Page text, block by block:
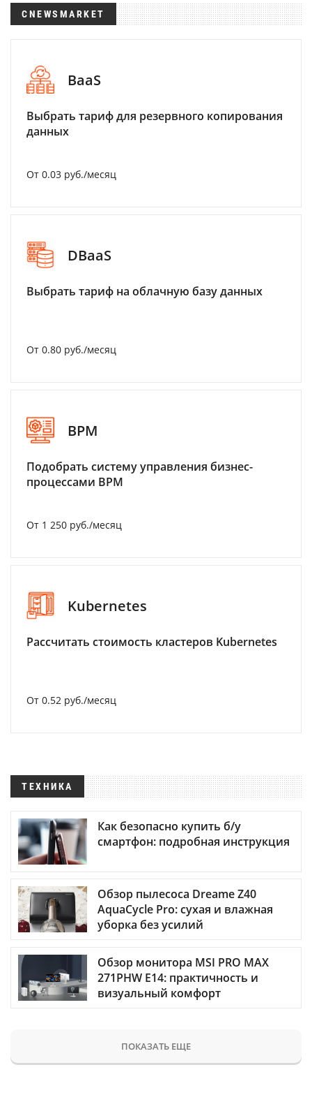
CNEWSMARKET
BaaS
Выбрать тариф для резервного копирования
данных
От 0.03 руб./месяц
DBaaS
Выбрать тариф на облачную базу данных
От 0.80 руб./месяц
BPM
Подобрать систему управления бизнес-
процессами BPM
От 1 250 руб./месяц
Kubernetes
Рассчитать стоимость кластеров Kubernetes
От 0.52 руб./месяц
ТЕХНИКА
Как безопасно купить б/у
смартфон: подробная инструкция
Обзор пылесоса Dreame Z40
AquaCycle Pro: сухая и влажная
уборка без усилий
Обзор монитора MSI PRO MAX
271PHW E14: практичность и
визуальный комфорт
ПОКАЗАТЬ ЕЩЕ